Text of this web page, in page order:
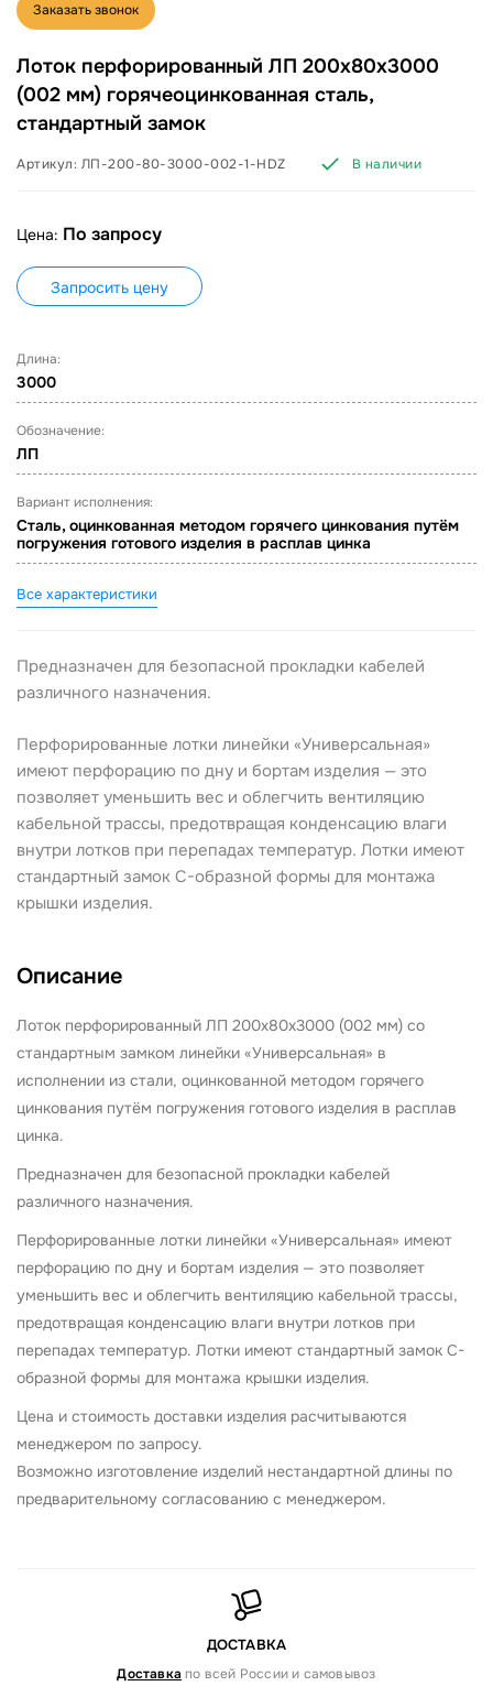
Заказать звонок
Лоток перфорированный ЛП 200х80х3000
(002 мм) горячеоцинкованная сталь,
стандартный замок
Артикул: ЛП-200-80-3000-002-1-HDZ В наличии
Цена: По запросу
Запросить цену
Длина:
3000
Обозначение:
ЛП
Вариант исполнения:
Сталь, оцинкованная методом горячего цинкования путём
погружения готового изделия в расплав цинка
Все характеристики
Предназначен для безопасной прокладки кабелей
различного назначения.
Перфорированные лотки линейки «Универсальная»
имеют перфорацию по дну и бортам изделия — это
позволяет уменьшить вес и облегчить вентиляцию
кабельной трассы, предотвращая конденсацию влаги
внутри лотков при перепадах температур. Лотки имеют
стандартный замок С-образной формы для монтажа
крышки изделия.
Описание
Лоток перфорированный ЛП 200х80х3000 (002 мм) со
стандартным замком линейки «Универсальная» в
исполнении из стали, оцинкованной методом горячего
цинкования путём погружения готового изделия в расплав
цинка.
Предназначен для безопасной прокладки кабелей
различного назначения.
Перфорированные лотки линейки «Универсальная» имеют
перфорацию по дну и бортам изделия — это позволяет
уменьшить вес и облегчить вентиляцию кабельной трассы,
предотвращая конденсацию влаги внутри лотков при
перепадах температур. Лотки имеют стандартный замок С-
образной формы для монтажа крышки изделия.
Цена и стоимость доставки изделия расчитываются
менеджером по запросу.
Возможно изготовление изделий нестандартной длины по
предварительному согласованию с менеджером.
ДОСТАВКА
Доставка по всей России и самовывоз